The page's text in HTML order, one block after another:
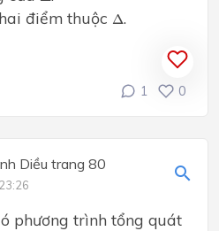
điểm thuộc Δ
Δ.
1 0
Diều trang 80
phương trình tổng quát